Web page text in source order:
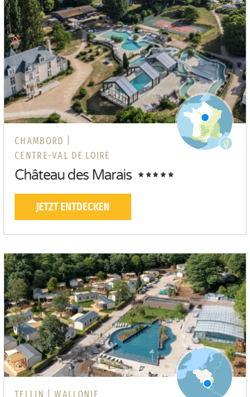
CHAMBORD |
CENTRE-VAL DE LOIRE
Château des Marais
JETZT ENTDECKEN
TELLIN | WALLONIE